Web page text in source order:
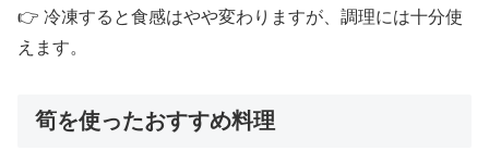
👉 冷凍すると食感はやや変わりますが、調理には十分使
えます。
筍を使ったおすすめ料理